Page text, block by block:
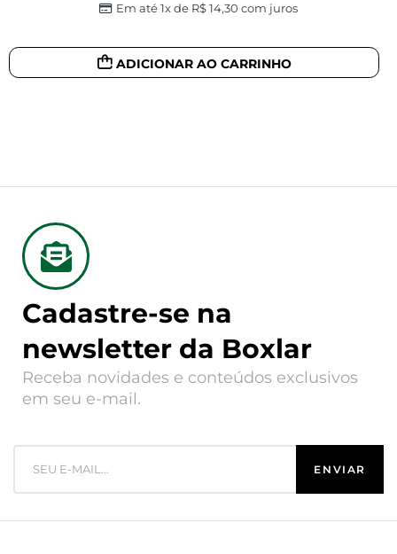
Em até 1x de R$14,30 com juros
ADICIONAR AO CARRINHO
Cadastre-se na
newsletter da Boxlar
Receba novidades e conteúdos exclusivos
em seu e-mail.